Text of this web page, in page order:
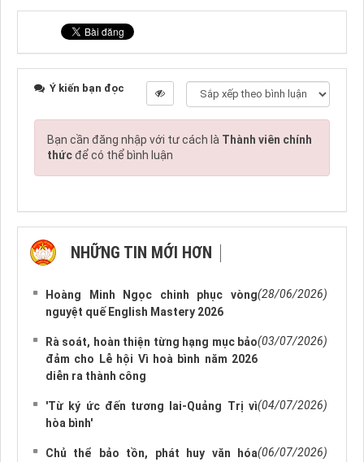
Ý kiến bạn đọc
Bạn cần đăng nhập với tư cách là Thành viên chính
thứcđể có thể bình luận
NHỮNG TIN MỚI HƠN
Hoàng Minh Ngọc chinh phục vòng
nguyệt quế English Mastery 2026
(28/06/2026)
Rà soát, hoàn thiện từng hạng mục bảo
đảm cho Lễ hội Vì hoà bình năm 2026
diễn ra thành công
(03/07/2026)
'Từ ký ức đến tương lai-Quảng Trị vì
hòa bình'
(04/07/2026)
Chủ thể bảo tồn, phát huy văn hóa(06/07/2026)